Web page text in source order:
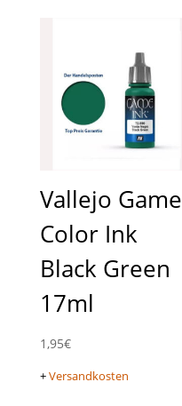
Vallejo Game
Color Ink
Black Green
17ml
1,95€
+Versandkosten